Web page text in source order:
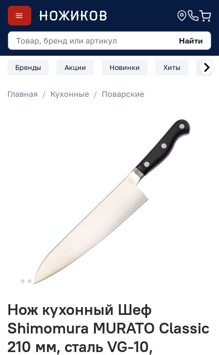
Найти
Бренды Акции Новинки Хиты
Главная Кухонные Поварские
Нож кухонный Шеф
Shimomura MURATO Classic
210 мм, сталь VG-10,